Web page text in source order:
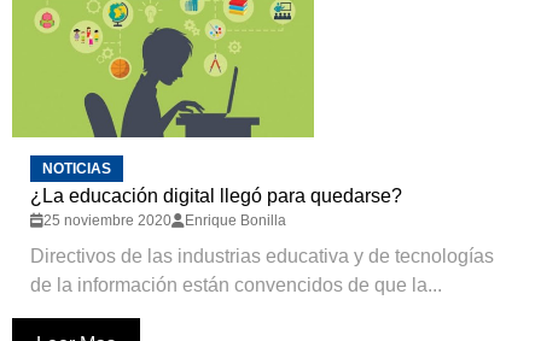
NOTICIAS
¿La educación digital llegó para quedarse?
25 noviembre 2020 Enrique Bonilla
Directivos de las industrias educativa y de tecnologías
de la información están convencidos de que la...